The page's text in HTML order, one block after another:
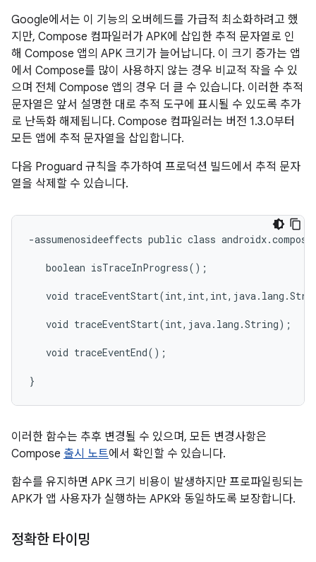
Google에서는 이 기능의 오버헤드를 가급적 최소화하려고 했
지만, Compose 컴파일러가 APK에 삽입한 추적 문자열로 인
해 Compose 앱의 APK 크기가 늘어납니다. 이 크기 증가는 앱
에서 Compose를 많이 사용하지 않는 경우 비교적 작을 수 있
으며 전체 Compose 앱의 경우 더 클 수 있습니다. 이러한 추적
문자열은 앞서 설명한 대로 추적 도구에 표시될 수 있도록 추가
로 난독화 해제됩니다. Compose 컴파일러는 버전 1.3.0부터
모든 앱에 추적 문자열을 삽입합니다.
다음 Proguard 규칙을 추가하여 프로덕션 빌드에서 추적 문자
열을 삭제할 수 있습니다.
-assumenosideeffects public class
   boolean isTraceInProgress();
void
   void traceEventStart(int,java.lang.String);
   void traceEventEnd();
이러한 함수는 추후 변경될 수 있으며, 모든 변경사항은
Compose 출시 노트에서 확인할 수 있습니다.
함수를 유지하면 APK 크기 비용이 발생하지만 프로파일링되는
APK가 앱 사용자가 실행하는 APK와 동일하도록 보장합니다.
정확한 타이밍